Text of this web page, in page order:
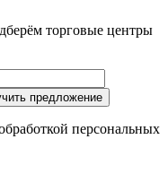
торговые центры
предложение
персональных